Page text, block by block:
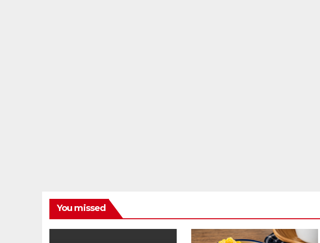
You missed